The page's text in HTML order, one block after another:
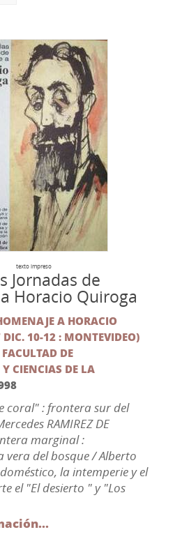
texto impreso
Jornadas de
Horacio Quiroga
A HORACIO
10-12 : MONTEVIDEO)
FACULTAD DE
CIENCIAS DE LA
coral" : frontera sur del
RAMIREZ DE
marginal :
vera del bosque / Alberto
doméstico, la intemperie y el
el "El desierto " y "Los